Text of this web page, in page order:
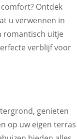
Ontdek
u verwennen in
romantisch uitje
verblijf voor
genieten
op uw eigen terras